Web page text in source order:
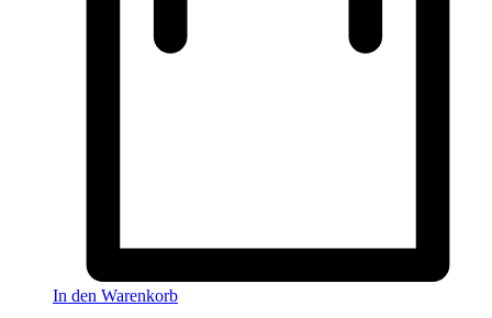
In den Warenkorb